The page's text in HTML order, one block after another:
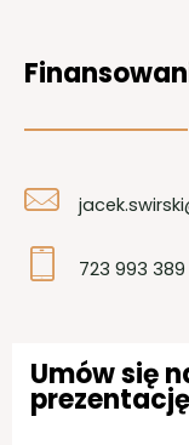
723 993 389
Umów się
prezentację